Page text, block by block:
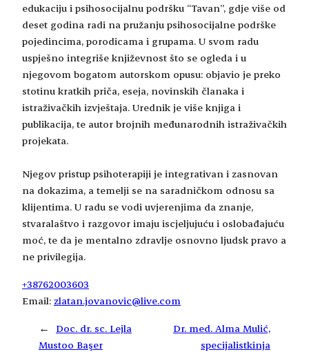
edukaciju i psihosocijalnu podršku “Tavan”, gdje više od
deset godina radi na pružanju psihosocijalne podrške
pojedincima, porodicama i grupama. U svom radu
uspješno integriše književnost što se ogleda i u
njegovom bogatom autorskom opusu: objavio je preko
stotinu kratkih priča, eseja, novinskih članaka i
istraživačkih izvještaja. Urednik je više knjiga i
publikacija, te autor brojnih međunarodnih istraživačkih
projekata.
Njegov pristup psihoterapiji je integrativan i zasnovan
na dokazima, a temelji se na saradničkom odnosu sa
klijentima. U radu se vodi uvjerenjima da znanje,
stvaralaštvo i razgovor imaju iscjeljujuću i oslobađajuću
moć, te da je mentalno zdravlje osnovno ljudsk pravo a
ne privilegija.
+38762003603
Email: zlatan.jovanovic@live.com
←
Doc. dr. sc. Lejla
Mustoo Başer
Dr. med. Alma Mulić,
specijalistkinja